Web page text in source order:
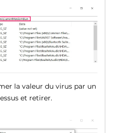
la valeur du virus par un
et retirer.